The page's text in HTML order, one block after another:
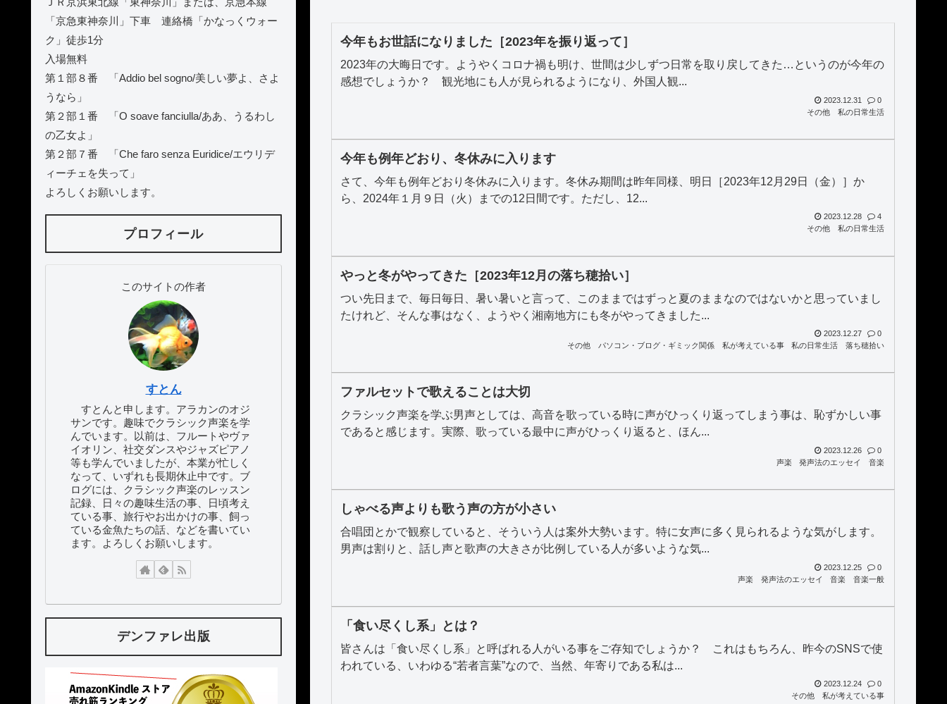
今年もお世話になりました［2023年を振り返って］
2023年の大晦日です。ようやくコロナ禍も明け、世間は少しずつ日常を取り戻してきた…というのが今年の
感想でしょうか？ 観光地にも人が見られるようになり、外国人観...
2023.12.31
0
その他
私の日常生活
今年も例年どおり、冬休みに入ります
さて、今年も例年どおり冬休みに入ります。冬休み期間は昨年同様、明日［2023年12月29日（金）］か
ら、2024年１月９日（火）までの12日間です。ただし、12...
2023.12.28
4
その他
私の日常生活
やっと冬がやってきた［2023年12月の落ち穂拾い］
つい先日まで、毎日毎日、暑い暑いと言って、このままではずっと夏のままなのではないかと思っていまし
たけれど、そんな事はなく、ようやく湘南地方にも冬がやってきました...
2023.12.27
0
その他
パソコン・ブログ・ギミック関係 私が考えている事 私の日常生活 落ち穂拾い
ファルセットで歌えることは大切
クラシック声楽を学ぶ男声としては、高音を歌っている時に声がひっくり返ってしまう事は、恥ずかしい事
であると感じます。実際、歌っている最中に声がひっくり返ると、ほん...
2023.12.26
0
声楽
発声法のエッセイ 音楽
しゃべる声よりも歌う声の方が小さい
合唱団とかで観察していると、そういう人は案外大勢います。特に女声に多く見られるような気がします。
男声は割りと、話し声と歌声の大きさが比例している人が多いような気...
2023.12.25
0
声楽
発声法のエッセイ 音楽 音楽一般
「食い尽くし系」とは？
皆さんは「食い尽くし系」と呼ばれる人がいる事をご存知でしょうか？ これはもちろん、昨今のSNSで使
われている、いわゆる“若者言葉”なので、当然、年寄りである私は...
2023.12.24
0
その他
私が考えている事
「京急東神奈川」下車 連絡橋「かなっくウォー
ク」徒歩1分
入場無料
第１部８番 「Addio bel sogno/美しい夢よ、さよ
うなら」
第２部１番 「O soave fanciulla/ああ、うるわし
の乙女よ」
第２部７番 「Che faro senza Euridice/エウリデ
ィーチェを失って」
よろしくお願いします。
プロフィール
このサイトの作者
すとん
すとんと申します。アラカンのオジ
サンです。趣味でクラシック声楽を学
んでいます。以前は、フルートやヴァ
イオリン、社交ダンスやジャズピアノ
等も学んでいましたが、本業が忙しく
なって、いずれも長期休止中です。ブ
ログには、クラシック声楽のレッスン
記録、日々の趣味生活の事、日頃考え
ている事、旅行やお出かけの事、飼っ
ている金魚たちの話、などを書いてい
ます。よろしくお願いします。
デンファレ出版